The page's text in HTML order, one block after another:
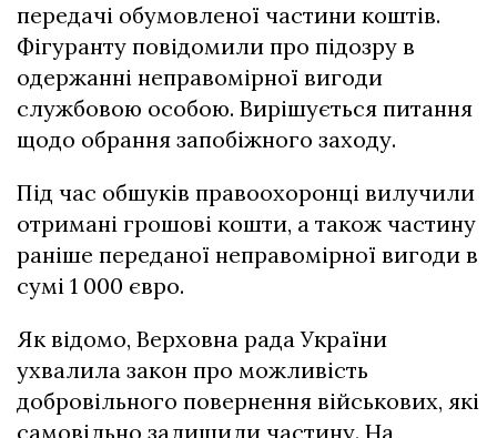
передачі обумовленої частини коштів.
Фігуранту повідомили про підозру в
одержанні неправомірної вигоди
службовою особою. Вирішується питання
щодо обрання запобіжного заходу.
Під час обшуків правоохоронці вилучили
отримані грошові кошти, а також частину
раніше переданої неправомірної вигоди в
сумі 1 000 євро.
Як відомо, Верховна рада України
ухвалила закон про можливість
добровільного повернення військових, які
самовільно залишили частину. На